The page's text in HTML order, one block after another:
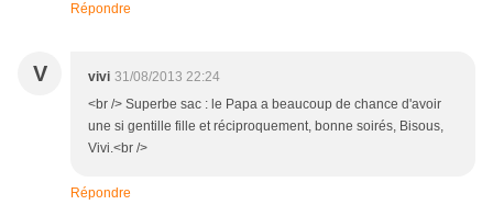
Répondre
V vivi 31/08/2013 22:24
<br /> Superbe sac : le Papa a beaucoup de chance d'avoir
une si gentille fille et réciproquement, bonne soirés, Bisous,
Vivi.<br />
Répondre